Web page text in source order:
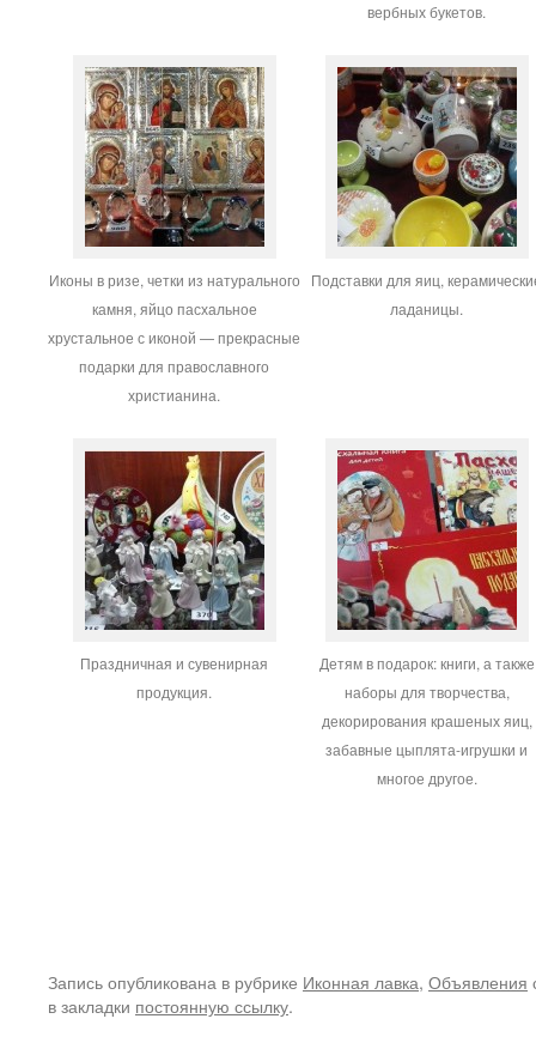
вербных букетов.
Иконы в ризе, четки из натурального
камня, яйцо пасхальное
хрустальное с иконой — прекрасные
подарки для православного
христианина.
Подставки для яиц,
ладаницы.
Праздничная и сувенирная
продукция.
Детям в подарок: книги, а также
наборы для творчества,
декорирования крашеных яиц,
забавные цыплята-игрушки и
многое другое.
Запись опубликована в рубрике Иконная лавка, Объявления
в закладки постоянную ссылку.